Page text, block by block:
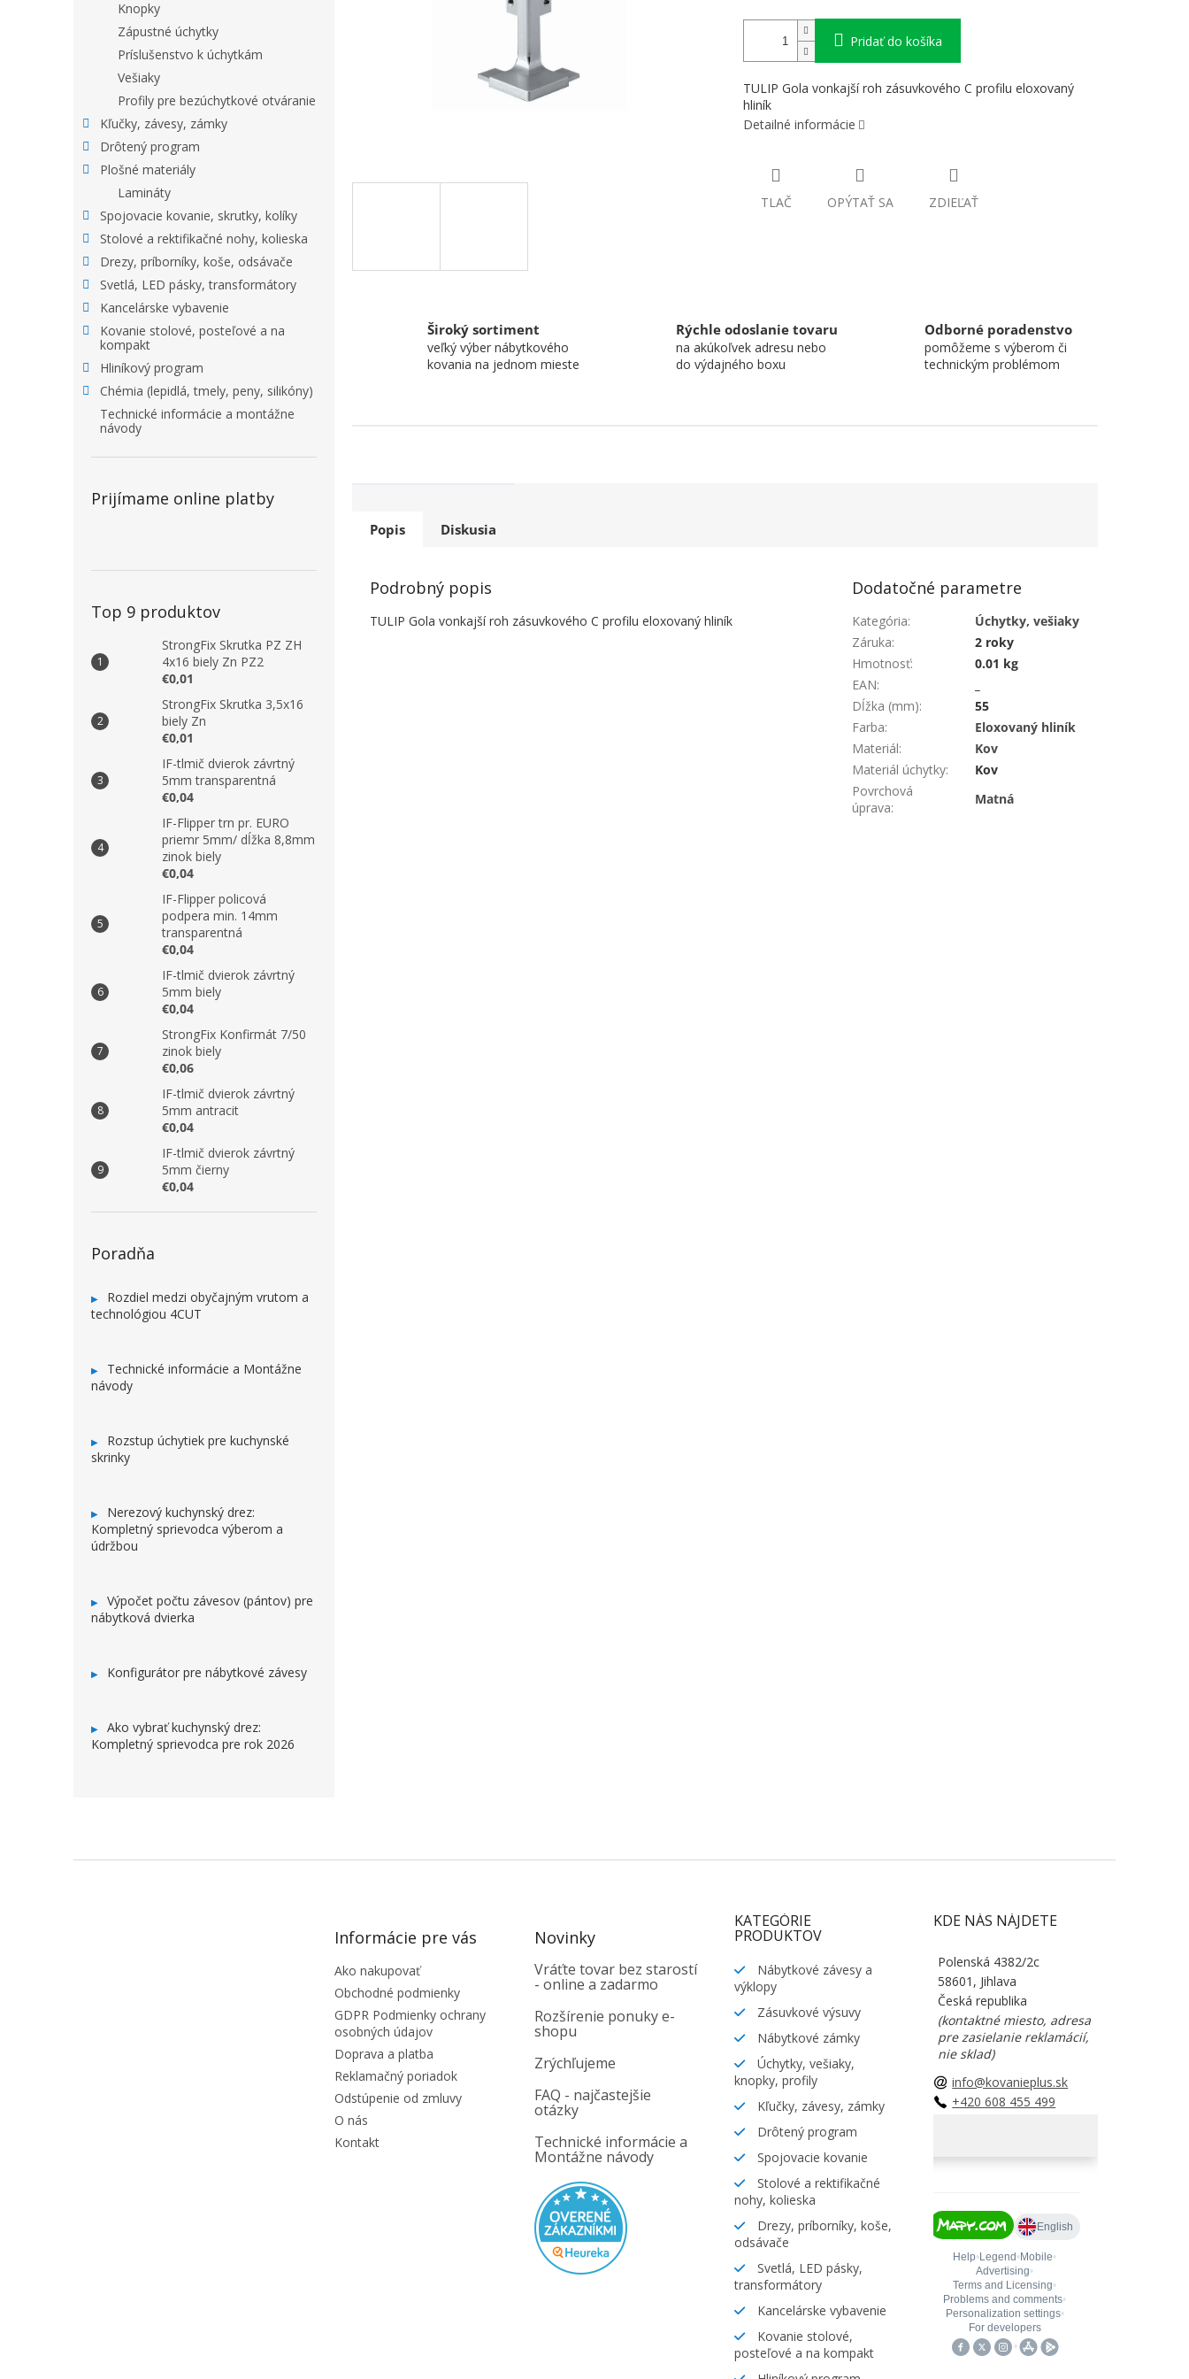
Knopky
Zápustné úchytky
Príslušenstvo k úchytkám
Vešiaky
Profily pre bezúchytkové otváranie
Kľučky, závesy, zámky
Drôtený program
Plošné materiály
Lamináty
Spojovacie kovanie, skrutky, kolíky
Stolové a rektifikačné nohy, kolieska
Drezy, príborníky, koše, odsávače
Svetlá, LED pásky, transformátory
Kancelárske vybavenie
Kovanie stolové, posteľové a na
kompakt
Hliníkový program
Chémia (lepidlá, tmely, peny, silikóny)
Technické informácie a montážne
návody
Prijímame online platby
Top 9 produktov
StrongFix Skrutka PZ ZH
4x16 biely Zn PZ2
€0,01
StrongFix Skrutka 3,5x16
biely Zn
€0,01
IF-tlmič dvierok závrtný
5mm transparentná
€0,04
IF-Flipper trn pr. EURO
priemr 5mm/ dĺžka 8,8mm
zinok biely
€0,04
IF-Flipper policová
podpera min. 14mm
transparentná
€0,04
IF-tlmič dvierok závrtný
5mm biely
€0,04
StrongFix Konfirmát 7/50
zinok biely
€0,06
IF-tlmič dvierok závrtný
5mm antracit
€0,04
IF-tlmič dvierok závrtný
5mm čierny
€0,04
Poradňa
Rozdiel medzi obyčajným vrutom a
technológiou 4CUT
Technické informácie a Montážne
návody
Rozstup úchytiek pre kuchynské
skrinky
Nerezový kuchynský drez:
Kompletný sprievodca výberom a
údržbou
Výpočet počtu závesov (pántov) pre
nábytková dvierka
Konfigurátor pre nábytkové závesy
Ako vybrať kuchynský drez:
Kompletný sprievodca pre rok 2026
Pridať do košíka
TULIP Gola vonkajší roh zásuvkového C profilu eloxovaný
hliník
Detailné informácie
TLAČ OPÝTAŤ SA ZDIEĽAŤ
Široký sortiment
veľký výber nábytkového
kovania na jednom mieste
Rýchle odoslanie tovaru
na akúkoľvek adresu nebo
do výdajného boxu
Odborné poradenstvo
pomôžeme s výberom či
technickým problémom
Popis Diskusia
Podrobný popis
TULIP Gola vonkajší roh zásuvkového C profilu eloxovaný hliník
Dodatočné parametre
Kategória:
Úchytky, vešiaky
Záruka:
2 roky
Hmotnosť:
0.01 kg
EAN:
Dĺžka (mm):
55
Farba:
Eloxovaný hliník
Materiál:
Kov
Materiál úchytky:
Kov
Povrchová
úprava:
Matná
Informácie pre vás
Ako nakupovať
Obchodné podmienky
GDPR Podmienky ochrany
osobných údajov
Doprava a platba
Reklamačný poriadok
Odstúpenie od zmluvy
O nás
Kontakt
Novinky
Vráťte tovar bez starostí
- online a zadarmo
Rozšírenie ponuky e-
shopu
Zrýchľujeme
FAQ - najčastejšie
otázky
Technické informácie a
Montážne návody
KATEGÓRIE
PRODUKTOV
Nábytkové závesy a
výklopy
Zásuvkové výsuvy
Nábytkové zámky
Úchytky, vešiaky,
knopky, profily
Kľučky, závesy, zámky
Drôtený program
Spojovacie kovanie
Stolové a rektifikačné
nohy, kolieska
Drezy, príborníky, koše,
odsávače
Svetlá, LED pásky,
transformátory
Kancelárske vybavenie
Kovanie stolové,
posteľové a na kompakt
KDE NÁS NÁJDETE
Polenská 4382/2c
58601, Jihlava
Česká republika
(kontaktné miesto, adresa
pre zasielanie reklamácií,
nie sklad)
info@kovanieplus.sk
+420 608 455 499